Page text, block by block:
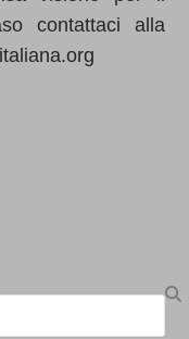
contattaci alla